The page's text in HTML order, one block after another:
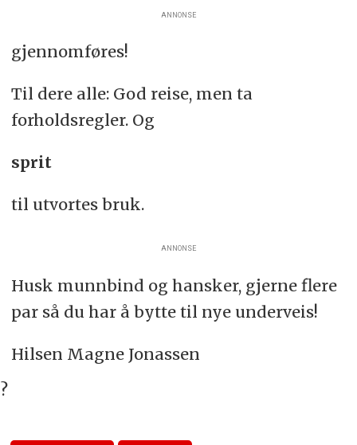
ANNONSE
gjennomføres!
Til dere alle: God reise, men ta
forholdsregler. Og
sprit
til utvortes bruk.
ANNONSE
Husk munnbind og hansker, gjerne flere
par så du har å bytte til nye underveis!
Hilsen Magne Jonassen
?